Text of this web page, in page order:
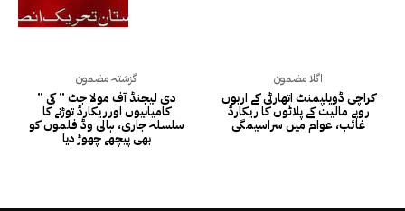
گزشتہ مضمون
” دی لیجنڈ آف مولا جٹ ” کی
کامیابیوں اورریکارڈ توڑنے کا
سلسلہ جاری، ہالی وڈ فلموں کو
بھی پیچھے چھوڑ دیا
اگلا مضمون
کراچی ڈویلپمنٹ اتھارٹی کے اربوں
روپے مالیت کے پلاٹوں کا ریکارڈ
غائب، عوام میں سراسیمگی